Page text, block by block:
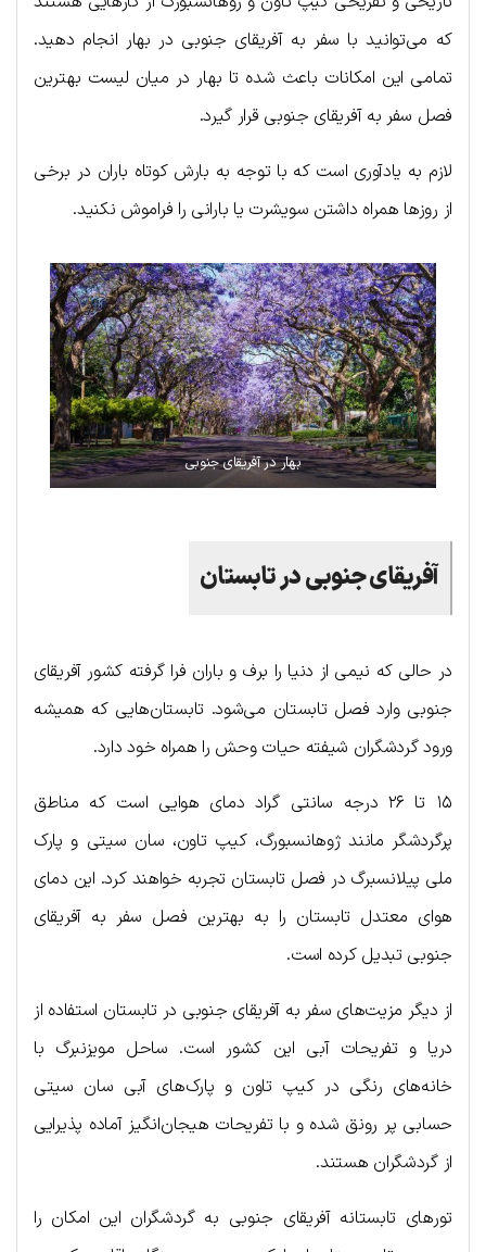
که می‌توانید با سفر به آفریقای جنوبی در بهار انجام دهید.
تمامی این امکانات باعث شده تا بهار در میان لیست بهترین
فصل سفر به آفریقای جنوبی قرار گیرد.
لازم به یادآوری است که با توجه به بارش کوتاه باران در برخی
از روزها همراه داشتن سویشرت یا بارانی را فراموش نکنید.
بهار در آفریقای جنوبی
آفریقای جنوبی در تابستان
در حالی که نیمی از دنیا را برف و باران فرا گرفته کشور آفریقای
جنوبی وارد فصل تابستان می‌شود. تابستان‌هایی که همیشه
ورود گردشگران شیفته حیات وحش را همراه خود دارد.
۱۵ تا ۲۶ درجه سانتی گراد دمای هوایی است که مناطق
پرگردشگر مانند ژوهانسبورگ، کیپ تاون، سان سیتی و پارک
ملی پیلانسبرگ در فصل تابستان تجربه خواهند کرد. این دمای
هوای معتدل تابستان را به بهترین فصل سفر به آفریقای
جنوبی تبدیل کرده است.
از دیگر مزیت‌های سفر به آفریقای جنوبی در تابستان استفاده از
دریا و تفریحات آبی این کشور است. ساحل مویزنبرگ با
خانه‌های رنگی در کیپ تاون و پارک‌های آبی سان سیتی
حسابی پر رونق شده و با تفریحات هیجان‌انگیز آماده پذیرایی
از گردشگران هستند.
تورهای تابستانه آفریقای جنوبی به گردشگران این امکان را